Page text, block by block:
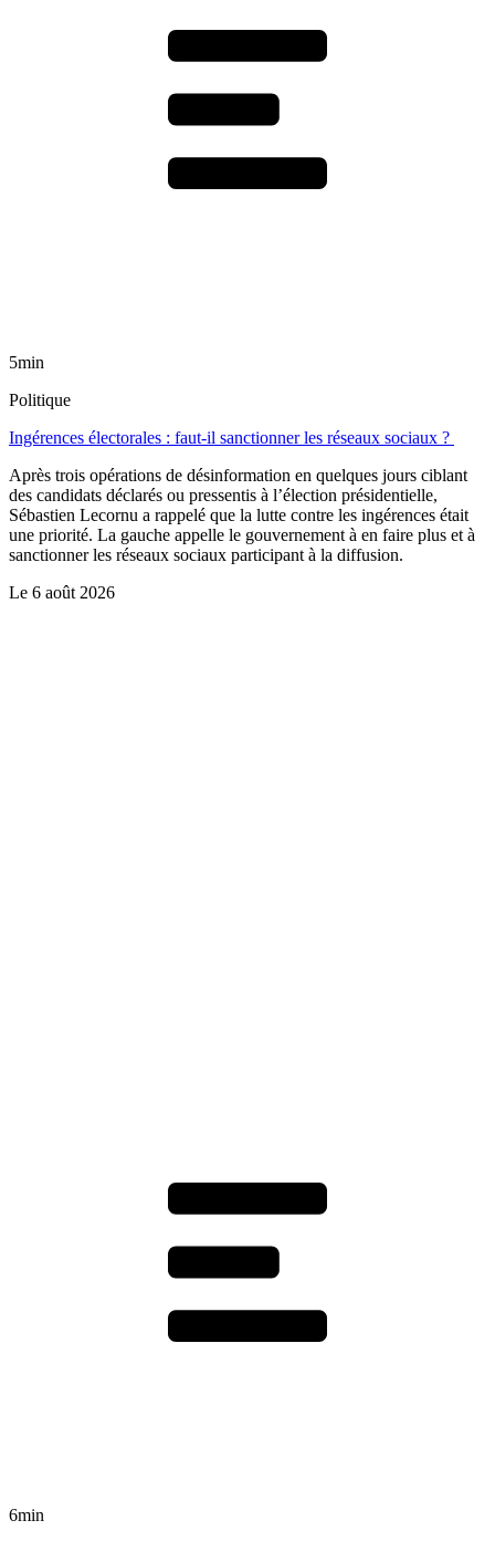
5min
Politique
Ingérences électorales : faut-il sanctionner les réseaux sociaux ?
Après trois opérations de désinformation en quelques jours ciblant
des candidats déclarés ou pressentis à l’élection présidentielle,
Sébastien Lecornu a rappelé que la lutte contre les ingérences était
une priorité. La gauche appelle le gouvernement à en faire plus et à
sanctionner les réseaux sociaux participant à la diffusion.
Le 6 août 2026
6min